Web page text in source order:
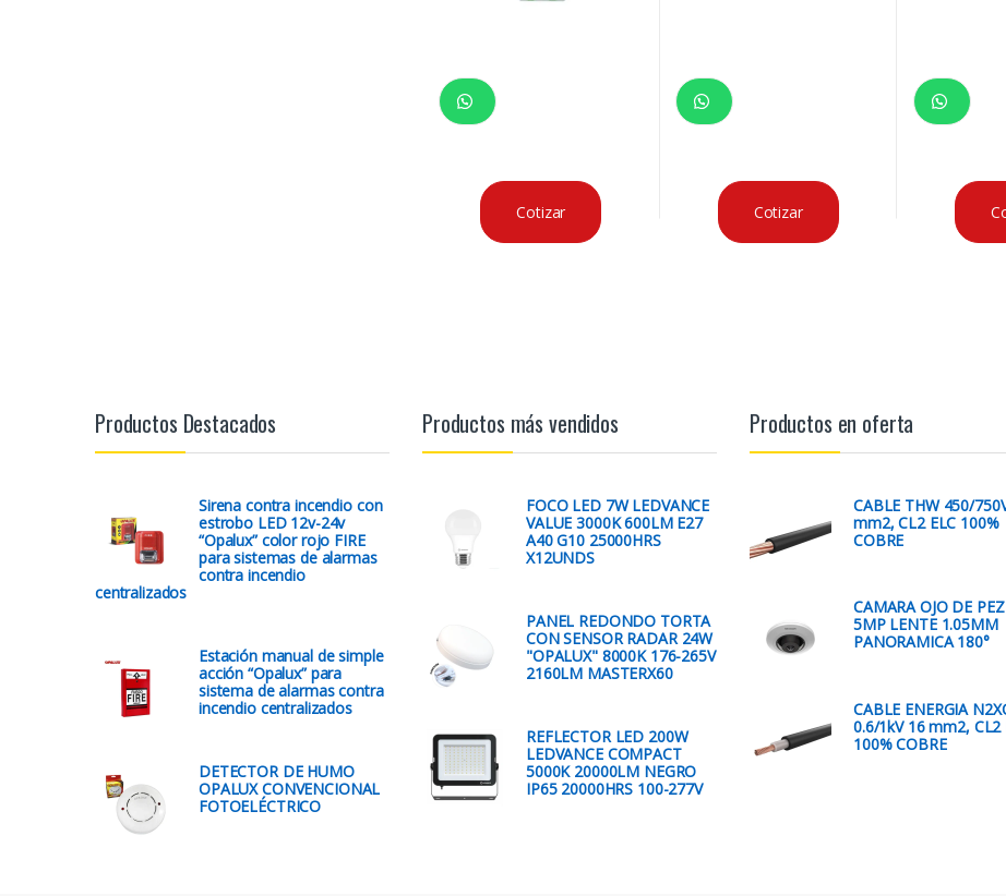
Cotizar Cotizar
Productos Destacados
Sirena contra incendio con
estrobo LED 12v-24v
“Opalux” color rojo FIRE
para sistemas de alarmas
contra incendio
centralizados
Estación manual de simple
acción “Opalux” para
sistema de alarmas contra
incendio centralizados
DETECTOR DE HUMO
OPALUX CONVENCIONAL
FOTOELÉCTRICO
Productos más vendidos
FOCO LED 7W LEDVANCE
VALUE 3000K 600LM E27
A40 G10 25000HRS
X12UNDS
PANEL REDONDO TORTA
CON SENSOR RADAR 24W
"OPALUX" 8000K 176-265V
2160LM MASTERX60
REFLECTOR LED 200W
LEDVANCE COMPACT
5000K 20000LM NEGRO
IP65 20000HRS 100-277V
Productos en oferta
CABLE THW 450/
mm2, CL2 ELC 100%
COBRE
CAMARA OJO DE
5MP LENTE 1.05MM
PANORAMICA 180°
CABLE ENERGIA
0.6/1kV 16 mm2, CL2
100% COBRE